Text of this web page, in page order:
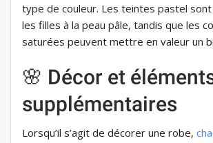
type de couleur. Les teintes pastel
les filles à la peau pâle, tandis que les
saturées peuvent mettre en valeur un
🌸 Décor et
supplémentaires
Lorsqu’il s’agit de décorer une robe,